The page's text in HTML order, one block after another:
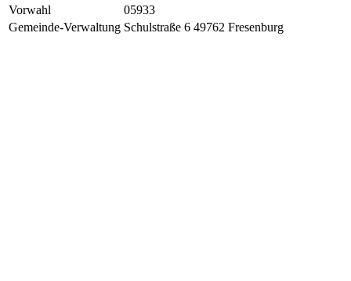
Vorwahl
05933
Gemeinde-Verwaltung Schulstraße 6 49762 Fresenburg